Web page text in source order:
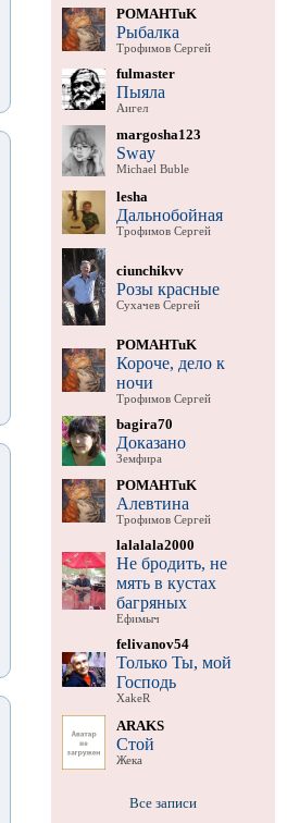
POMAHTuK
Рыбалка
Трофимов Сергей
fulmaster
Пыяла
Аигел
margosha123
Sway
Michael Buble
lesha
Дальнобойная
Трофимов Сергей
ciunchikvv
Розы красные
Сухачев Сергей
POMAHTuK
Короче, дело к
ночи
Трофимов Сергей
bagira70
Доказано
Земфира
POMAHTuK
Алевтина
Трофимов Сергей
lalalala2000
Не бродить, не
мять в кустах
багряных
Ефимыч
felivanov54
Только Ты, мой
Господь
XakeR
ARAKS
Стой
Жека
Все записи